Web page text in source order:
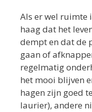
Als er wel ruimte
haag dat het
dempt en dat de
gaan of
regelmatig
het mooi blijven
hagen zijn goed
laurier), andere